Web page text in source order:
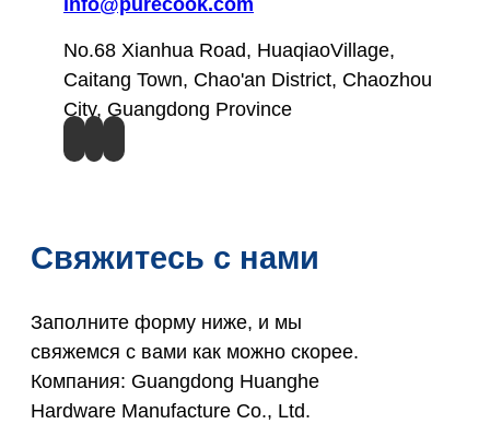
info@purecook.com
No.68 Xianhua Road, HuaqiaoVillage,
Caitang Town, Chao'an District, Chaozhou
City, Guangdong Province
Свяжитесь с нами
Заполните форму ниже, и мы
свяжемся с вами как можно скорее.
Компания: Guangdong Huanghe
Hardware Manufacture Co., Ltd.